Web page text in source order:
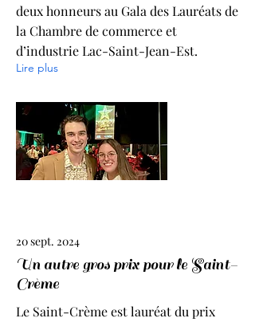
deux honneurs au Gala des Lauréats de
la Chambre de commerce et
d’industrie Lac-Saint-Jean-Est.
Lire plus
20 sept. 2024
Un autre gros prix pour le Saint-
Crème
Le Saint-Crème est lauréat du prix